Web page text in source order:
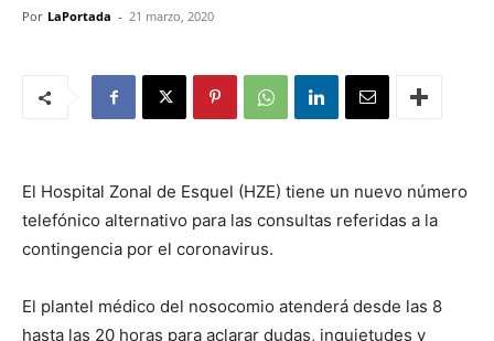
Por LaPortada - 21 marzo, 2020
El Hospital Zonal de Esquel (HZE) tiene un nuevo número
telefónico alternativo para las consultas referidas a la
contingencia por el coronavirus.
El plantel médico del nosocomio atenderá desde las 8
hasta las 20 horas para aclarar dudas, inquietudes y